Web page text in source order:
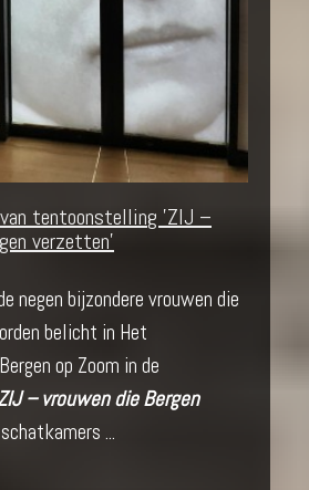
van tentoonstelling 'ZIJ –
verzetten'
negen bijzondere vrouwen die
belicht in Het
op Zoom in de
– vrouwen die Bergen
...